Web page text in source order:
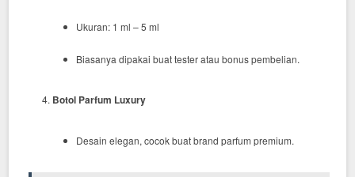
Ukuran: 1 ml – 5 ml
Biasanya dipakai buat tester atau bonus pembelian.
Botol Parfum Luxury
Desain elegan, cocok buat brand parfum premium.